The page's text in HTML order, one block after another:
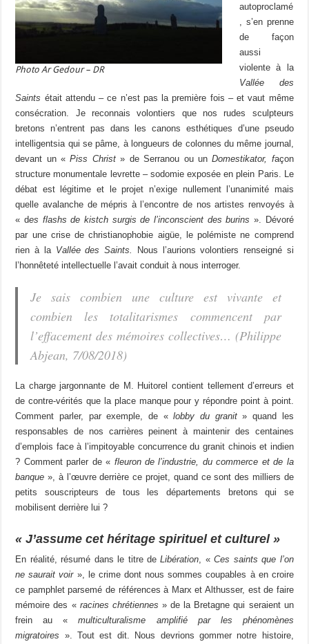
Photo Ar Gedour – DR
autoproclamé
, s’en prenne
de façon
aussi
violente à la
Vallée des
Saints était attendu – ce n’est pas la première fois – et vaut même
consécration. Je reconnais volontiers que nos rudes sculpteurs
bretons n’entrent pas dans les canons esthétiques d’une pseudo
intelligentsia qui se pâme, à longueurs de colonnes du même journal,
devant un «Piss Christ» de Serranou ou unDomestikator, façon
structure monumentale levrette – sodomieexposée en plein Paris. Le
débat est légitime et le projet n’exige nullement l’unanimité mais
quelle avalanche de mépris à l’encontre de nos artistes renvoyés à
« des flashs de kistch surgis de l’inconscient des burins ». Dévoré
par une crise de christianophobie aigüe, le polémiste ne comprend
rien à la Vallée des Saints.
Nous l’aurions volontiers renseigné si
l’honnêteté intellectuelle l’avait conduit à nous interroger.
Je sais combien une culture est vivante et
combien les totalitarismes commencent par
l’effacement des mémoires collectives… (Philippe
Abjean, 7/08/2018)
La charge jargonnante de M. Huitorel contient tellement d’erreurs et
de contre-vérités que la place manque pour y répondre point à point.
Comment parler, par exemple, de «lobby du granit» quand les
responsables de nos carrières peinent à maintenir des centaines
d’emplois face à l’impitoyable concurrence du granit chinois et indien
? Comment parler de « fleuron de l’industrie, du commerce et de la
banque», à l’œuvre derrière ce projet, quand ce sont des milliers de
petits souscripteurs de tous les départements bretons qui se
mobilisent derrière lui ?
« J’assume cet héritage spirituel et culturel »
En réalité, résumé dans le titre deLibération , «Ces saints que l’on
ne saurait voir», le crime dont nous sommes coupables à en croire
ce pamphlet parsemé de références à Marx et Althusser, est de faire
mémoire des « racines chrétiennes » de la Bretagne qui seraient un
frein au «multiculturalisme amplifié par les phénomènes
migratoires ». Tout est dit. Nous devrions gommer notre histoire,